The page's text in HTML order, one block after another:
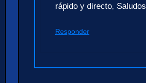
rápido y directo, Saludos
Responder